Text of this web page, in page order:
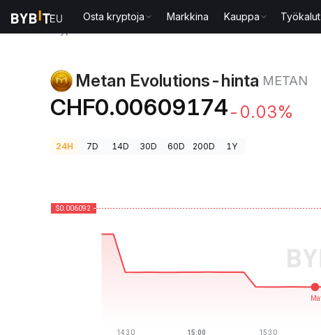
Osta kryptoja Markkina Kauppa Työkalut
Metan Evolutions-hinta METAN
CHF0.00609174-0.03%
24H 7D 14D 30D 60D 200D 1Y